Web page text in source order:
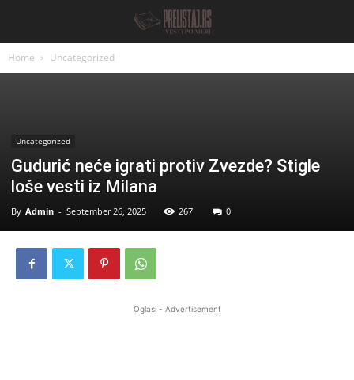
Home Uncategorized
Uncategorized
Gudurić neće igrati protiv Zvezde? Stigle
loše vesti iz Milana
By Admin - September 26, 2025 267 0
Oglasi - Advertisement